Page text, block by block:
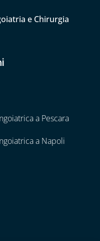
e Chirurgia
a Pescara
a Napoli